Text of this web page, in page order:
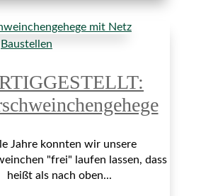
Baustellen
Jahre konnten wir unsere
"frei" laufen lassen, dass
heißt als nach oben...